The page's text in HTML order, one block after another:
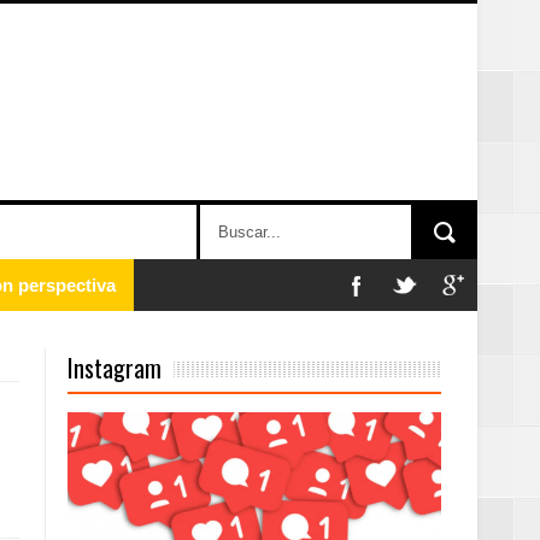
la clausura
París
Rock Café
Instagram